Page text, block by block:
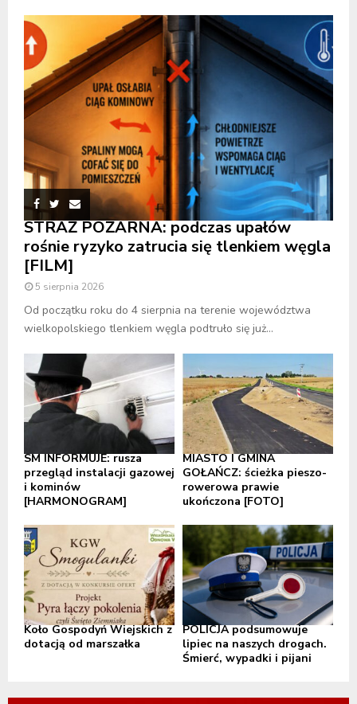
STRAŻ POŻARNA: podczas upałów
rośnie ryzyko zatrucia się tlenkiem węgla
[FILM]
5 sierpnia 2026
Od początku roku do 4 sierpnia na terenie województwa
wielkopolskiego tlenkiem węgla podtruło się już...
SM INFORMUJE: rusza
przegląd instalacji gazowej
i kominów
[HARMONOGRAM]
MIASTO I GMINA
GOŁAŃCZ: ścieżka pieszo-
rowerowa prawie
ukończona [FOTO]
Koło Gospodyń Wiejskich z
dotacją od marszałka
POLICJA podsumowuje
lipiec na naszych drogach.
Śmierć, wypadki i pijani